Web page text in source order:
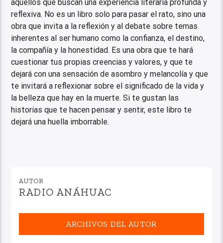
aquellos que buscan una experiencia literaria profunda y
reflexiva. No es un libro solo para pasar el rato, sino una
obra que invita a la reflexión y al debate sobre temas
inherentes al ser humano como la confianza, el destino,
la compañía y la honestidad. Es una obra que te hará
cuestionar tus propias creencias y valores, y que te
dejará con una sensación de asombro y melancolía y que
te invitará a reflexionar sobre el significado de la vida y
la belleza que hay en la muerte. Si te gustan las
historias que te hacen pensar y sentir, este libro te
dejará una huella imborrable.
AUTOR
RADIO ANÁHUAC
ARCHIVOS DEL AUTOR